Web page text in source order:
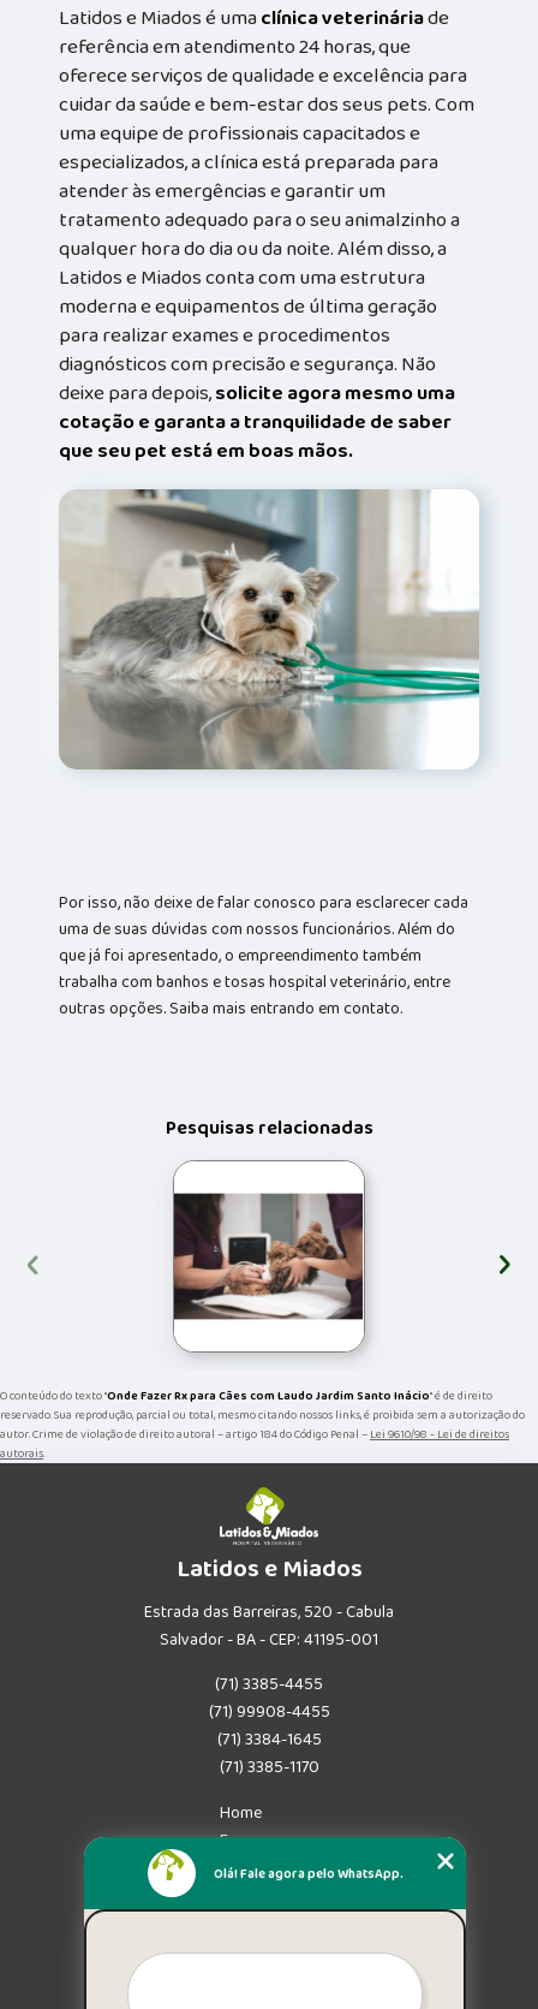
Latidos e Miados é umaclínica veterináriade
referência em atendimento 24 horas, que
oferece serviços de qualidade e excelência para
cuidar da saúde e bem-estar dos seus pets. Com
uma equipe de profissionais capacitados e
especializados, a clínica está preparada para
atender às emergências e garantir um
tratamento adequado para o seu animalzinho a
qualquer hora do dia ou da noite. Além disso, a
Latidos e Miados conta com uma estrutura
moderna e equipamentos de última geração
para realizar exames e procedimentos
diagnósticos com precisão e segurança. Não
deixe para depois,solicite agora mesmo uma
cotação e garanta a tranquilidade de saber
que seu pet está em boas mãos.
Por isso, não deixe de falar conosco para esclarecer cada
uma de suas dúvidas com nossos funcionários. Além do
que já foi apresentado, o empreendimento também
trabalha com banhos e tosas hospital veterinário, entre
outras opções. Saiba mais entrando em contato.
Pesquisas relacionadas
‹ ›
O conteúdo do texto "Onde Fazer Rx para Cães com Laudo Jardim Santo Inácio" é de direito
reservado. Sua reprodução, parcial ou total, mesmo citando nossos links, é proibida sem a autorização do
autor. Crime de violação de direito autoral – artigo 184 do Código Penal –Lei 9610/98 - Lei de direitos
autorais.
Latidos e Miados
Estrada das Barreiras, 520 - Cabula
Salvador - BA - CEP: 41195-001
(71) 3385-4455
(71) 99908-4455
(71) 3384-1645
(71) 3385-1170
Home
Empresa
Missão
Mapa do site
Olá! Fale agora pelo WhatsApp.